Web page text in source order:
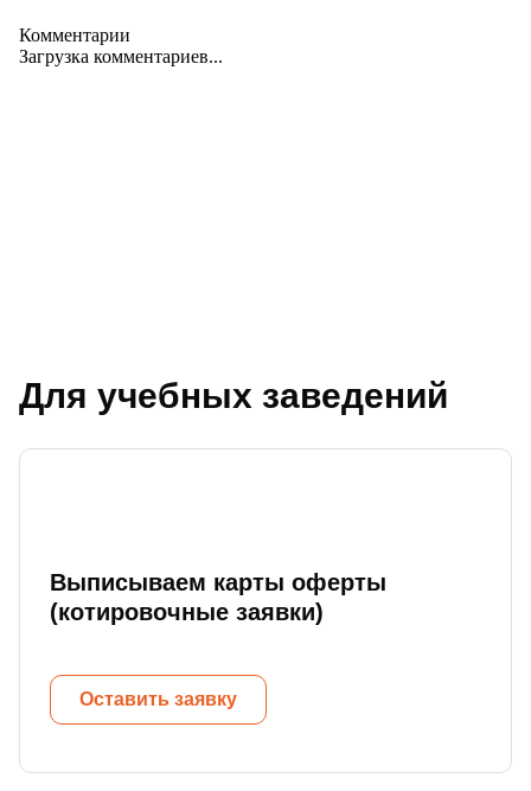
Комментарии
Загрузка комментариев...
Для учебных заведений
Выписываем карты оферты
(котировочные заявки)
Оставить заявку